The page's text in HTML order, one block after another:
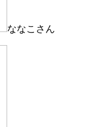
ななこさん